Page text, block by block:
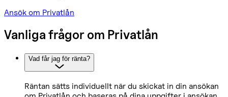
Ansök om Privatlån
Vanliga frågor om Privatlån
Vad får jag för ränta?
Räntan sätts individuellt när du skickat in din ansökan